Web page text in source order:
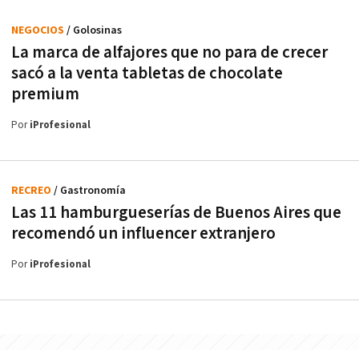
La marca de alfajores que no para de crecer
sacó a la venta tabletas de chocolate
premium
NEGOCIOS / Golosinas
PoriProfesional
Las 11 hamburgueserías de Buenos Aires que
recomendó un influencer extranjero
RECREO / Gastronomía
PoriProfesional